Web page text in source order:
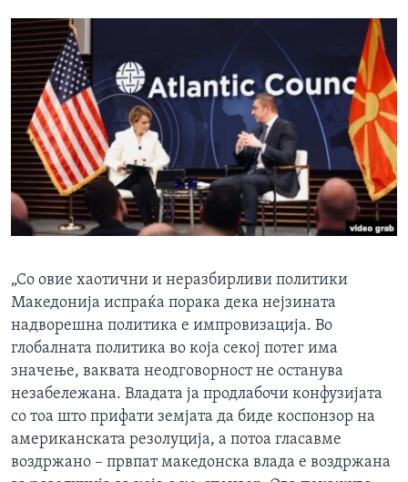
„Со овие хаотични и неразбирливи политики
Македонија испраќа порака дека нејзината
надворешна политика е импровизација. Во
глобалната политика во која секој потег има
значење, ваквата неодговорност не останува
незабележана. Владата ја продлабочи конфузијата
со тоа што прифати земјата да биде коспонзор на
американската резолуција, а потоа гласавме
воздржано – првпат македонска влада е воздржана